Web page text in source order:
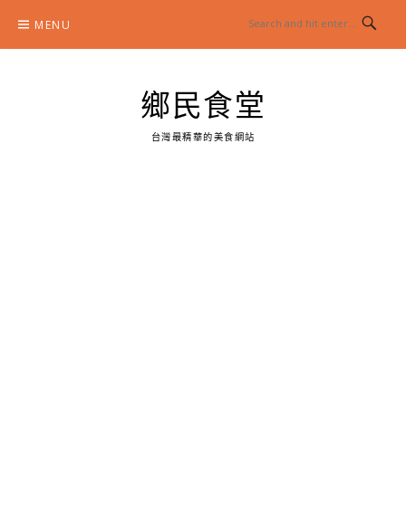
content
MENU
鄉民食堂
台灣最精華的美食網站